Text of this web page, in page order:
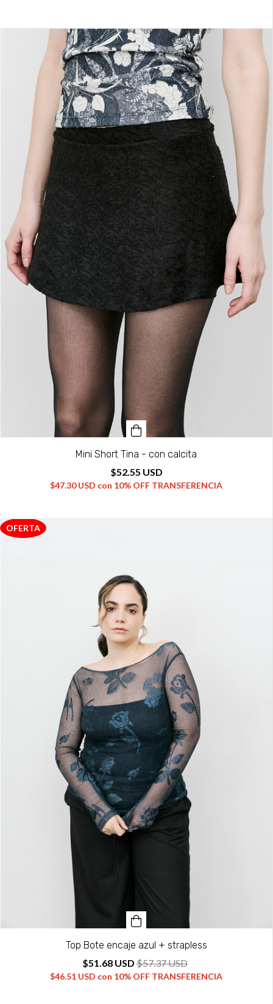
Mini Short Tina - con calcita
$52.55 USD
$47.30 USD con 10% OFF TRANSFERENCIA
Top Bote encaje azul + strapless
$51.68 USD$57.37 USD
$46.51 USD con 10% OFF TRANSFERENCIA